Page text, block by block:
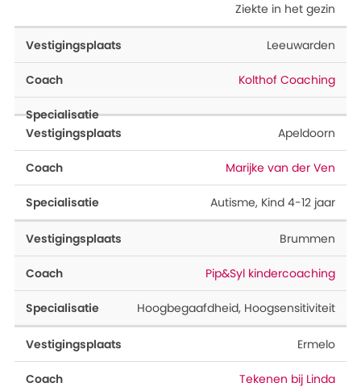
Ziekte in het gezin
Leeuwarden
Kolthof Coaching
Apeldoorn
Marijke van der Ven
Autisme, Kind 4-12 jaar
Brummen
Pip&Syl kindercoaching
Hoogbegaafdheid, Hoogsensitiviteit
Ermelo
Tekenen bij Linda